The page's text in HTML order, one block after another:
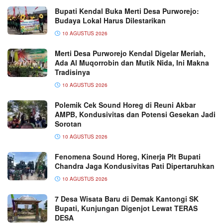
Bupati Kendal Buka Merti Desa Purworejo:
Budaya Lokal Harus Dilestarikan
10 AGUSTUS 2026
Merti Desa Purworejo Kendal Digelar Meriah,
Ada Al Muqorrobin dan Mutik Nida, Ini Makna
Tradisinya
10 AGUSTUS 2026
Polemik Cek Sound Horeg di Reuni Akbar
AMPB, Kondusivitas dan Potensi Gesekan Jadi
Sorotan
10 AGUSTUS 2026
Fenomena Sound Horeg, Kinerja Plt Bupati
Chandra Jaga Kondusivitas Pati Dipertaruhkan
10 AGUSTUS 2026
7 Desa Wisata Baru di Demak Kantongi SK
Bupati, Kunjungan Digenjot Lewat TERAS
DESA